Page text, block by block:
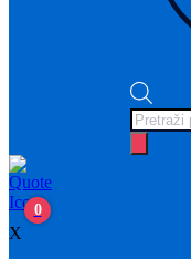
Products
search
0
X